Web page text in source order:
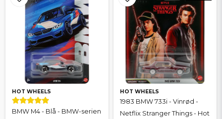
HOT WHEELS
BMW M4 - Blå - BMW-serien
HOT WHEELS
1983 BMW 733i - Vinrød -
Netflix Stranger Things - Hot